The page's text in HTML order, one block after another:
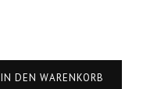
IN DEN WARENKORB